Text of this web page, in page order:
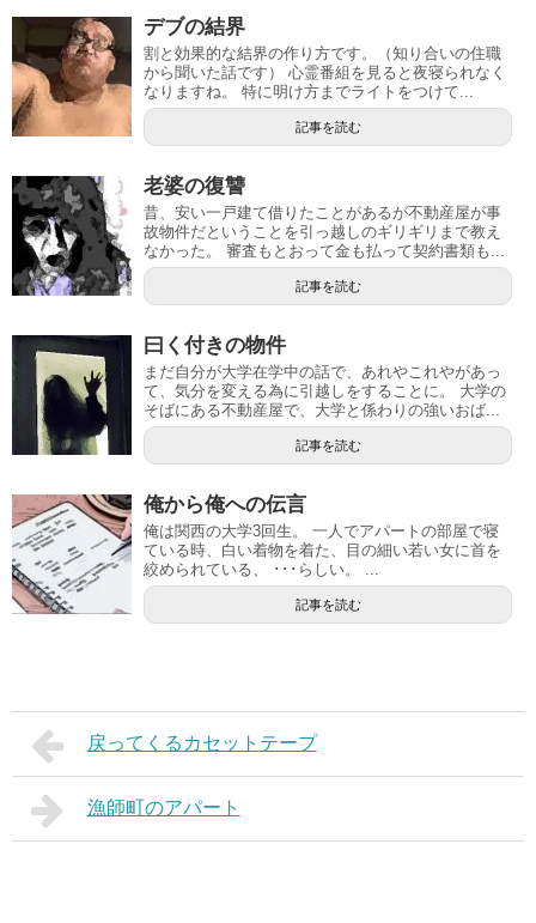
デブの結界
割と効果的な結界の作り方です。（知り合いの住職
から聞いた話です） 心霊番組を見ると夜寝られなく
なりますね。 特に明け方までライトをつけて...
記事を読む
老婆の復讐
昔、安い一戸建て借りたことがあるが不動産屋が事
故物件だということを引っ越しのギリギリまで教え
なかった。 審査もとおって金も払って契約書類も...
記事を読む
曰く付きの物件
まだ自分が大学在学中の話で、あれやこれやがあっ
て、気分を変える為に引越しをすることに。 大学の
そばにある不動産屋で、大学と係わりの強いおば...
記事を読む
俺から俺への伝言
俺は関西の大学3回生。 一人でアパートの部屋で寝
ている時、白い着物を着た、目の細い若い女に首を
絞められている、 ･･･らしい。 ...
記事を読む
戻ってくるカセットテープ
漁師町のアパート